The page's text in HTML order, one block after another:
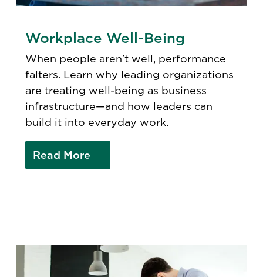
Workplace Well-Being
When people aren’t well, performance
falters. Learn why leading organizations
are treating well-being as business
infrastructure—and how leaders can
build it into everyday work.
Read More